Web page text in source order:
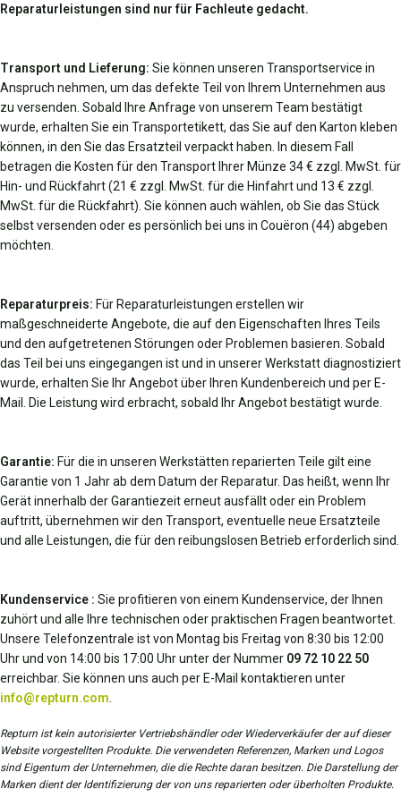
Reparaturleistungen sind nur für Fachleute gedacht.
Transport und Lieferung: Sie können unseren Transportservice in
Anspruch nehmen, um das defekte Teil von Ihrem Unternehmen aus
zu versenden. Sobald Ihre Anfrage von unserem Team bestätigt
wurde, erhalten Sie ein Transportetikett, das Sie auf den Karton kleben
können, in den Sie das Ersatzteil verpackt haben. In diesem Fall
betragen die Kosten für den Transport Ihrer Münze 34 € zzgl. MwSt. für
Hin- und Rückfahrt (21 € zzgl. MwSt. für die Hinfahrt und 13 € zzgl.
MwSt. für die Rückfahrt). Sie können auch wählen, ob Sie das Stück
selbst versenden oder es persönlich bei uns in Couëron (44) abgeben
möchten.
Reparaturpreis: Für Reparaturleistungen erstellen wir
maßgeschneiderte Angebote, die auf den Eigenschaften Ihres Teils
und den aufgetretenen Störungen oder Problemen basieren. Sobald
das Teil bei uns eingegangen ist und in unserer Werkstatt diagnostiziert
wurde, erhalten Sie Ihr Angebot über Ihren Kundenbereich und per E-
Mail. Die Leistung wird erbracht, sobald Ihr Angebot bestätigt wurde.
Garantie: Für die in unseren Werkstätten reparierten Teile gilt eine
Garantie von 1 Jahr ab dem Datum der Reparatur. Das heißt, wenn Ihr
Gerät innerhalb der Garantiezeit erneut ausfällt oder ein Problem
auftritt, übernehmen wir den Transport, eventuelle neue Ersatzteile
und alle Leistungen, die für den reibungslosen Betrieb erforderlich sind.
Kundenservice : Sie profitieren von einem Kundenservice, der Ihnen
zuhört und alle Ihre technischen oder praktischen Fragen beantwortet.
Unsere Telefonzentrale ist von Montag bis Freitag von 8:30 bis 12:00
Uhr und von 14:00 bis 17:00 Uhr unter der Nummer 09 72 10 22 50
erreichbar. Sie können uns auch per E-Mail kontaktieren unter
info@repturn.com
Repturn ist kein autorisierter Vertriebshändler oder Wiederverkäufer der auf dieser
Website vorgestellten Produkte. Die verwendeten Referenzen, Marken und Logos
sind Eigentum der Unternehmen, die die Rechte daran besitzen. Die Darstellung der
Marken dient der Identifizierung der von uns reparierten oder überholten Produkte.